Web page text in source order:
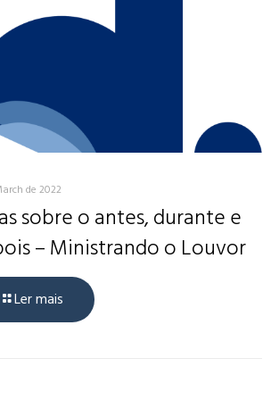
de 2022
sobre o antes, durante e
– Ministrando o Louvor
Ler mais